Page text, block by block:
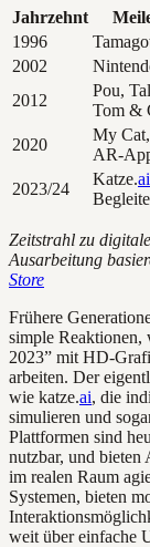
Jahrzehnt
1996
2002
2012
Pou,
Tom &
2020
My
AR-
2023/24
Katze.ai
Zeitstrahl zu
Ausarbeitung
Store
Frühere
simple
2023” mit HD-
arbeiten. Der
wie katze.ai, die
simulieren und
Plattformen sind
nutzbar, und bieten
im realen Raum
Systemen, bieten
weit über einfache